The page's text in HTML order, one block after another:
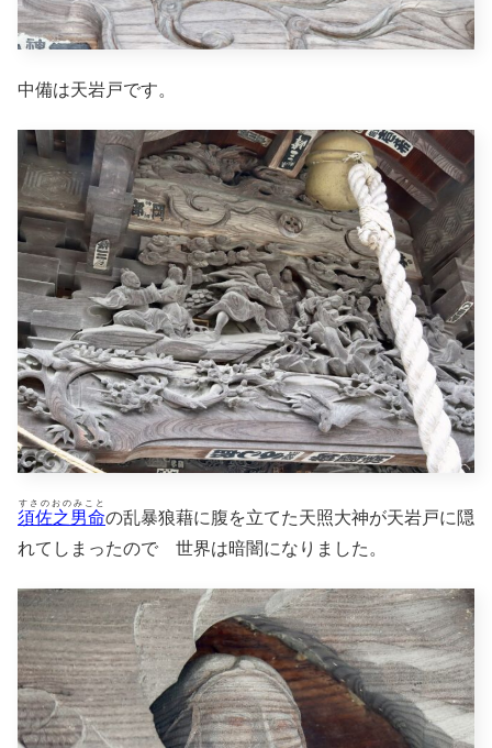
中備は天岩戸です。
須佐之男命
すさのおのみこと
の乱暴狼藉に腹を立てた天照大神が天岩戸に隠
れてしまったので 世界は暗闇になりました。